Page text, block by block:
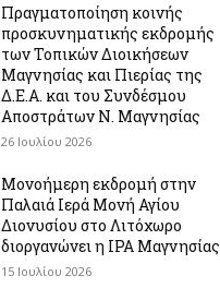
Πραγματοποίηση κοινής
προσκυνηματικής εκδρομής
των Τοπικών Διοικήσεων
Μαγνησίας και Πιερίας της
Δ.Ε.Α. και του Συνδέσμου
Αποστράτων Ν. Μαγνησίας
26 Ιουλίου 2026
Μονοήμερη εκδρομή στην
Παλαιά Ιερά Μονή Αγίου
Διονυσίου στο Λιτόχωρο
διοργανώνει η IPA Μαγνησίας
15 Ιουλίου 2026